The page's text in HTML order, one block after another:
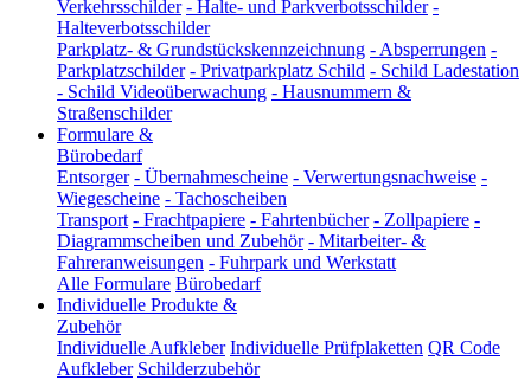
Verkehrsschilder - Halte- und Parkverbotsschilder -
Halteverbotsschilder
Parkplatz- & Grundstückskennzeichnung - Absperrungen -
Parkplatzschilder - Privatparkplatz Schild - Schild Ladestation
- Schild Videoüberwachung - Hausnummern &
Straßenschilder
Formulare &
Bürobedarf
Entsorger - Übernahmescheine - Verwertungsnachweise -
Wiegescheine - Tachoscheiben
Transport - Frachtpapiere - Fahrtenbücher - Zollpapiere -
Diagrammscheiben und Zubehör - Mitarbeiter- &
Fahreranweisungen - Fuhrpark und Werkstatt
Alle Formulare Bürobedarf
Individuelle Produkte &
Zubehör
Individuelle Aufkleber Individuelle Prüfplaketten QR Code
Aufkleber Schilderzubehör